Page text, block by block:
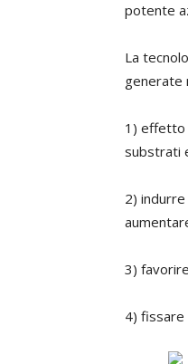
potente
La
generate
1) effetto
substrati
2)
3)
4) fissare